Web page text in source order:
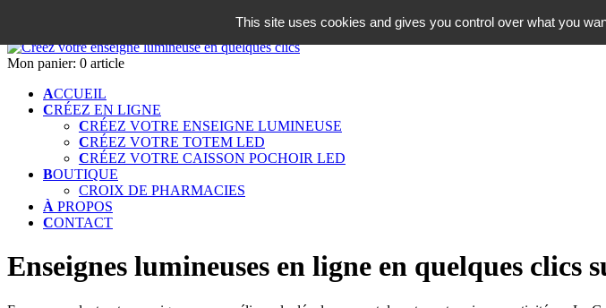
Mon panier: 0 article
ACCUEIL
CRÉEZ EN LIGNE
CRÉEZ VOTRE ENSEIGNE LUMINEUSE
CRÉEZ VOTRE TOTEM LED
CRÉEZ VOTRE CAISSON POCHOIR LED
BOUTIQUE
CROIX DE PHARMACIES
À PROPOS
CONTACT
Enseignes lumineuses en ligne en quelques clics
This site uses cookies and gives you control over what you